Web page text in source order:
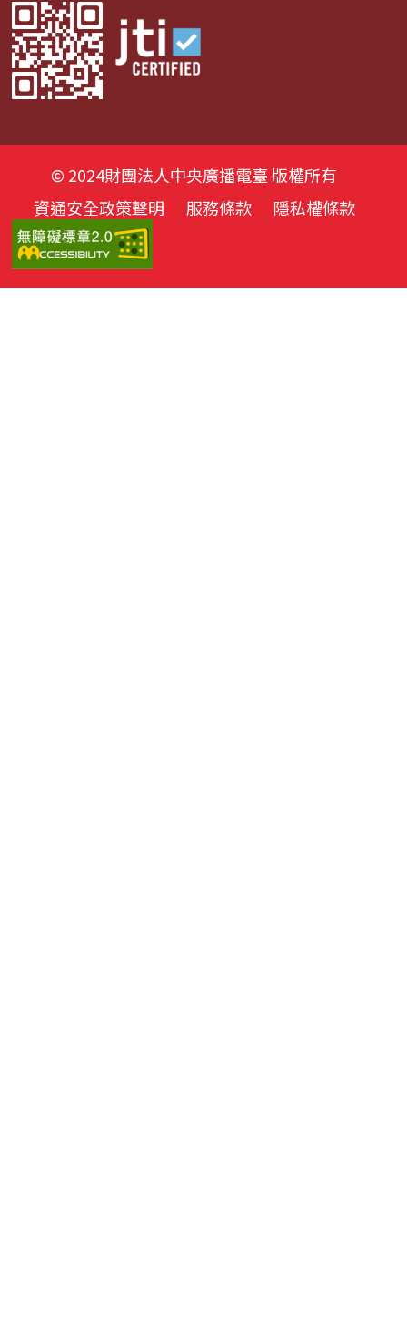
© 2024財團法人中央廣播電臺 版權所有
資通安全政策聲明
服務條款 隱私權條款